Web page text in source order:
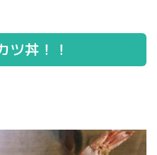
ツ丼！！